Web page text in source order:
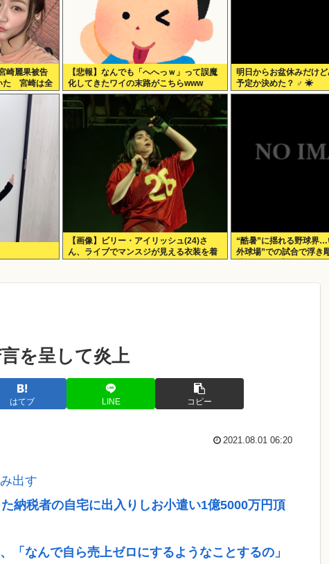
崎麗果被告
た 宮崎は全
怪我
【悲報】なんでも「へへっｗ」って誤魔
化してきたワイの末路がこちらwww
明日からお盆休みだけ
予定か決めた？ ‍♂ ☀
【画像】ビリー・アイリッシュ(24)さ
ん、ライブでマンスジが見える衣装を着
て炎上
“酷暑”に揺れる野球界
外球場”での試合で浮き
地がドーム球場”チーム
を呈して炎上
はてブ LINE コピー
2021.08.01 06:20
出す
納税者の自宅に出入りしお小遣い1億5000万円頂
「なんで自ら売上ゼロにするようなことするの」